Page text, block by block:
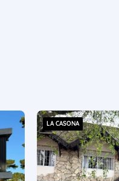
LA CASONA